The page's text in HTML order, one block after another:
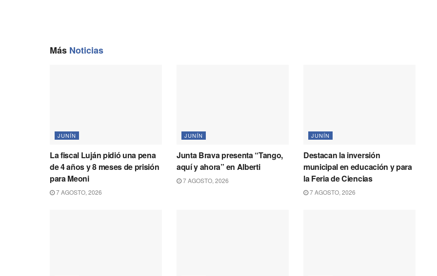
Más Noticias
JUNÍN
La fiscal Luján pidió una pena
de 4 años y 8 meses de prisión
para Meoni
7 AGOSTO, 2026
JUNÍN
Junta Brava presenta “Tango,
aquí y ahora” en Alberti
7 AGOSTO, 2026
JUNÍN
Destacan la inversión
municipal en educación y para
la Feria de Ciencias
7 AGOSTO, 2026